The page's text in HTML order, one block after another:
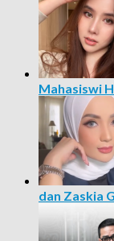
Mahasiswi
dan Zaskia